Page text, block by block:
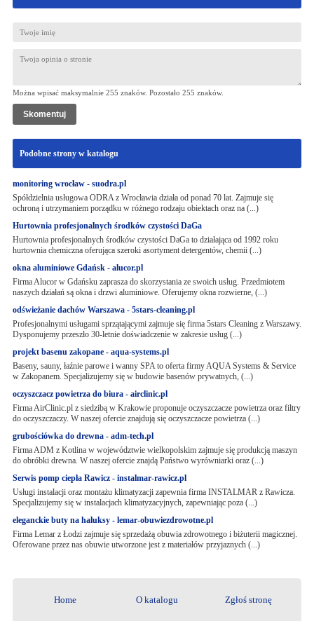
Można wpisać maksymalnie 255 znaków. Pozostało 255 znaków.
Podobne strony w katalogu
monitoring wrocław - suodra.pl
Spółdzielnia usługowa ODRA z Wrocławia działa od ponad 70 lat. Zajmuje się
ochroną i utrzymaniem porządku w różnego rodzaju obiektach oraz na (...)
Hurtownia profesjonalnych środków czystości DaGa
Hurtownia profesjonalnych środków czystości DaGa to działająca od 1992 roku
hurtownia chemiczna oferująca szeroki asortyment detergentów, chemii (...)
okna aluminiowe Gdańsk - alucor.pl
Firma Alucor w Gdańsku zaprasza do skorzystania ze swoich usług. Przedmiotem
naszych działań są okna i drzwi aluminiowe. Oferujemy okna rozwierne, (...)
odświeżanie dachów Warszawa - 5stars-cleaning.pl
Profesjonalnymi usługami sprzątającymi zajmuje się firma 5stars Cleaning z Warszawy.
Dysponujemy przeszło 30-letnie doświadczenie w zakresie usług (...)
projekt basenu zakopane - aqua-systems.pl
Baseny, sauny, łaźnie parowe i wanny SPA to oferta firmy AQUA Systems & Service
w Zakopanem. Specjalizujemy się w budowie basenów prywatnych, (...)
oczyszczacz powietrza do biura - airclinic.pl
Firma AirClinic.pl z siedzibą w Krakowie proponuje oczyszczacze powietrza oraz filtry
do oczyszczaczy. W naszej ofercie znajdują się oczyszczacze powietrza (...)
grubościówka do drewna - adm-tech.pl
Firma ADM z Kotlina w województwie wielkopolskim zajmuje się produkcją maszyn
do obróbki drewna. W naszej ofercie znajdą Państwo wyrówniarki oraz (...)
Serwis pomp ciepła Rawicz - instalmar-rawicz.pl
Usługi instalacji oraz montażu klimatyzacji zapewnia firma INSTALMAR z Rawicza.
Specjalizujemy się w instalacjach klimatyzacyjnych, zapewniając poza (...)
eleganckie buty na haluksy - lemar-obuwiezdrowotne.pl
Firma Lemar z Łodzi zajmuje się sprzedażą obuwia zdrowotnego i biżuterii magicznej.
Oferowane przez nas obuwie utworzone jest z materiałów przyjaznych (...)
Home O katalogu Zgłoś stronę